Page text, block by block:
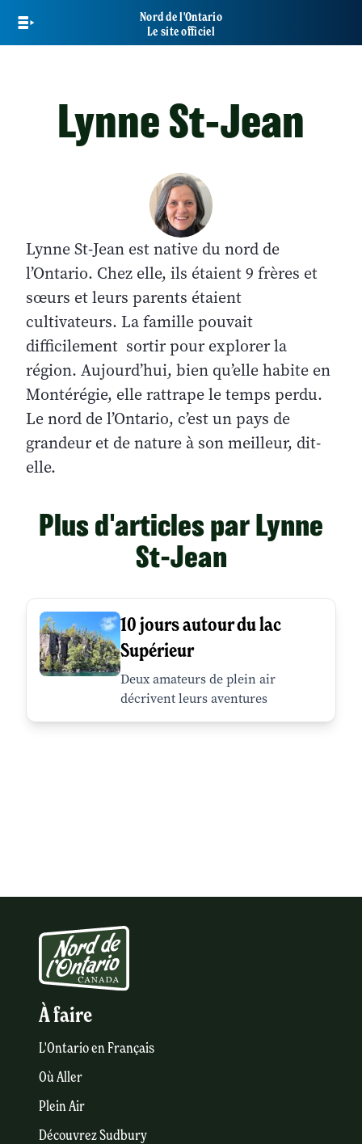
main
Nord de l'Ontario
Le site officiel
Lynne St-Jean
Lynne St-Jean est native du nord de
l’Ontario. Chez elle, ils étaient 9 frères et
sœurs et leurs parents étaient
cultivateurs. La famille pouvait
difficilement sortir pour explorer la
région. Aujourd’hui, bien qu’elle habite en
Montérégie, elle rattrape le temps perdu.
Le nord de l’Ontario, c’est un pays de
grandeur et de nature à son meilleur, dit-
elle.
Plus d'articles par Lynne
St-Jean
10 jours autour du lac
Supérieur
Deux amateurs de plein air
décrivent leurs aventures
À faire
L'Ontario en Français
Où Aller
Plein Air
Découvrez Sudbury